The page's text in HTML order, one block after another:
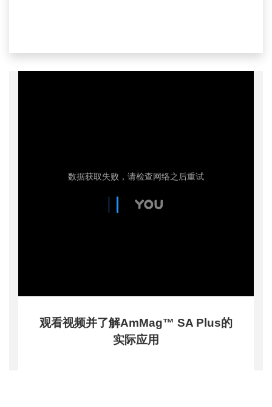
观看视频并了解AmMag™ SA Plus的
实际应用